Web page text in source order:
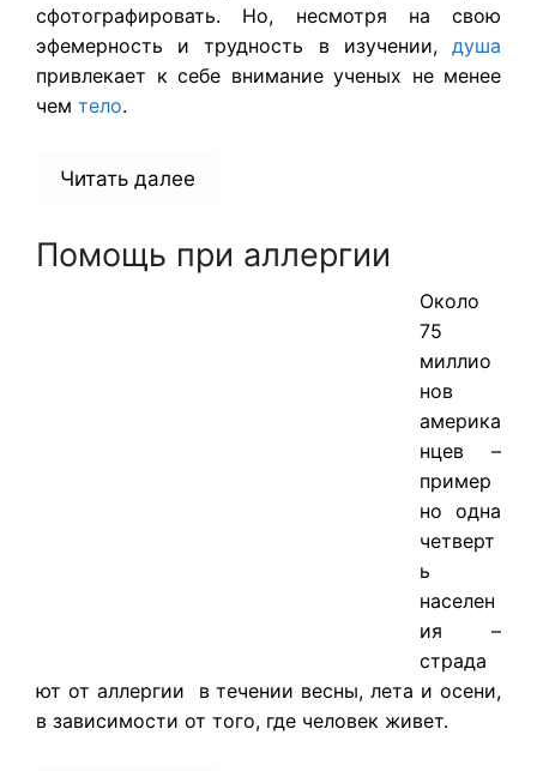
сфотографировать. Но, несмотря на свою
эфемерность и трудность в изучении, душа
привлекает к себе внимание ученых не менее
чем тело.
Читать далее
Помощь при аллергии
Около
75
миллио
нов
америка
нцев –
пример
но одна
четверт
ь
населен
ия –
страда
ют от аллергии в течении весны, лета и осени,
в зависимости от того, где человек живет.